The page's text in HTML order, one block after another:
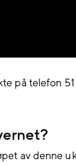
på telefon
av denne